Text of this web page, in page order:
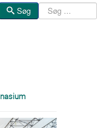
Søg Søg